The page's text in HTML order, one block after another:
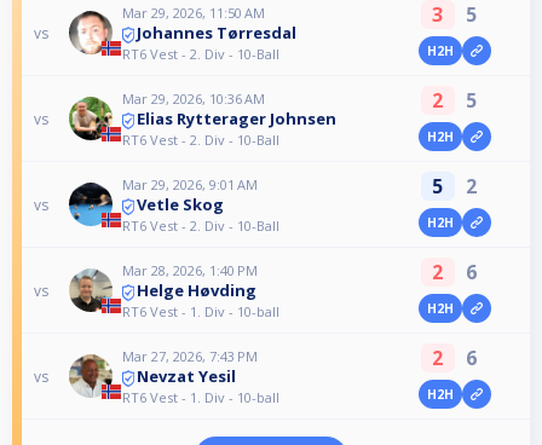
vs
Mar 29, 2026, 11:50 AM
Johannes Tørresdal
RT6 Vest - 2. Div - 10-Ball
3 5
H2H
vs
Mar 29, 2026, 10:36 AM
Elias Rytterager Johnsen
RT6 Vest - 2. Div - 10-Ball
2 5
H2H
vs
Mar 29, 2026, 9:01 AM
Vetle Skog
RT6 Vest - 2. Div - 10-Ball
5 2
H2H
vs
Mar 28, 2026, 1:40 PM
Helge Høvding
RT6 Vest - 1. Div - 10-ball
2 6
H2H
vs
Mar 27, 2026, 7:43 PM
Nevzat Yesil
RT6 Vest - 1. Div - 10-ball
2 6
H2H